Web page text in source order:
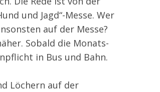
und Jagd“-Messe. Wer
auf der Messe?
Sobald die Monats-
in Bus und Bahn.
Löchern auf der